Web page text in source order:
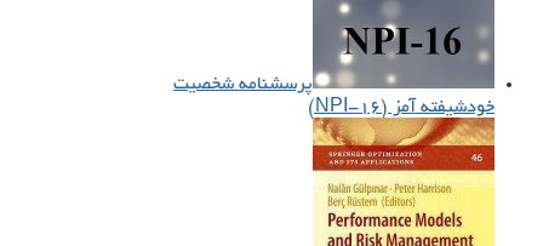
پرسشنامه شخصیت
خودشیفته آمز (NPI-16)